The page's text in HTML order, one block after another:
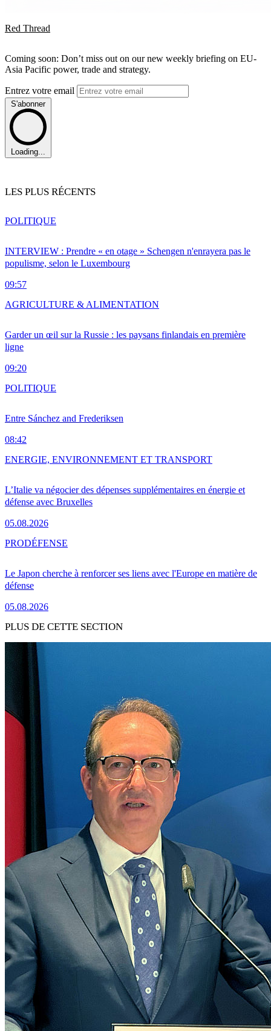
Red Thread
Coming soon: Don’t miss out on our new weekly briefing on EU-
Asia Pacific power, trade and strategy.
Entrez votre email
S'abonner
Loading...
LES PLUS RÉCENTS
INTERVIEW : Prendre « en otage » Schengen n'enrayera pas le
populisme, selon le Luxembourg
09:57
POLITIQUE
Garder un œil sur la Russie : les paysans finlandais en première
ligne
09:20
AGRICULTURE & ALIMENTATION
Entre Sánchez and Frederiksen
08:42
POLITIQUE
L’Italie va négocier des dépenses supplémentaires en énergie et
défense avec Bruxelles
05.08.2026
ENERGIE, ENVIRONNEMENT ET TRANSPORT
Le Japon cherche à renforcer ses liens avec l'Europe en matière de
défense
05.08.2026
PRODÉFENSE
PLUS DE CETTE SECTION